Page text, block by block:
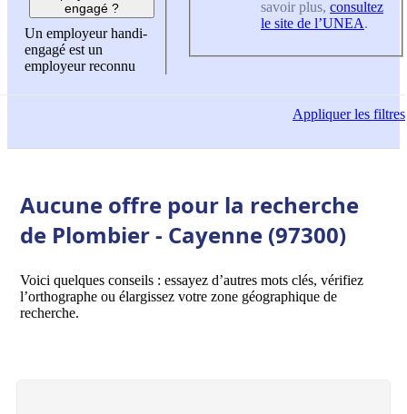
engagé ?
Un employeur handi-
engagé est un
employeur reconnu
savoir plus, consultez
le site de l’UNEA.
Appliquerles filtres
Aucune offre pour la recherche
de Plombier - Cayenne (97300)
Voici quelques conseils : essayez d’autres mots clés, vérifiez
l’orthographe ou élargissez votre zone géographique de
recherche.